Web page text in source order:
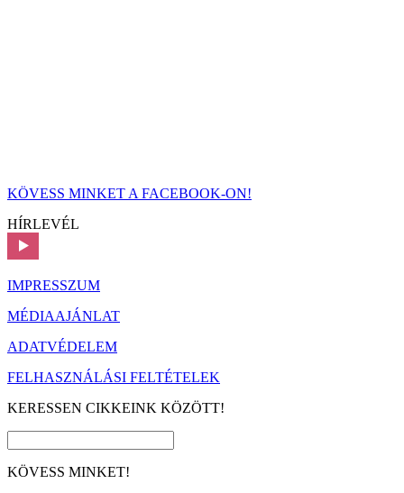
KÖVESS MINKET A FACEBOOK-ON!
HÍRLEVÉL
IMPRESSZUM
MÉDIAAJÁNLAT
ADATVÉDELEM
FELHASZNÁLÁSI FELTÉTELEK
KERESSEN CIKKEINK KÖZÖTT!
KÖVESS MINKET!